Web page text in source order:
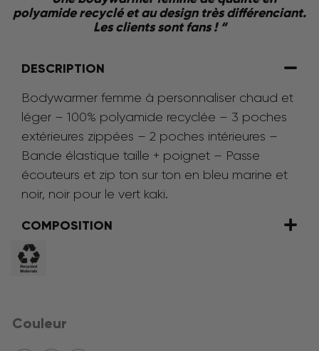
polyamide recyclé et au design très différenciant.
Les clients sont fans ! “
DESCRIPTION
Bodywarmer femme à personnaliser chaud et
léger – 100% polyamide recyclée – 3 poches
extérieures zippées – 2 poches intérieures –
Bande élastique taille + poignet – Passe
écouteurs et zip ton sur ton en bleu marine et
noir, noir pour le vert kaki.
COMPOSITION
Couleur